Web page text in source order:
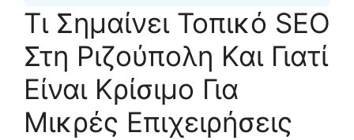
Τι Σημαίνει Τοπικό SEO
Στη Ριζούπολη Και Γιατί
Είναι Κρίσιμο Για
Μικρές Επιχειρήσεις